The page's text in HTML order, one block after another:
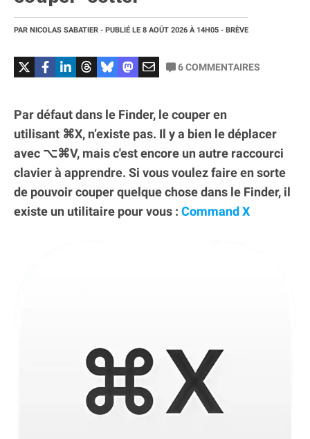
PAR NICOLAS SABATIER - PUBLIÉ LE 8 AOÛT 2026 À 14H05 - BRÈVE
6COMMENTAIRES
Par défaut dans le Finder, le couper en
utilisant ⌘X, n’existe pas. Il y a bien le déplacer
avec ⌥⌘V, mais c'est encore un autre raccourci
clavier à apprendre. Si vous voulez faire en sorte
de pouvoir couper quelque chose dans le Finder, il
existe un utilitaire pour vous : Command X